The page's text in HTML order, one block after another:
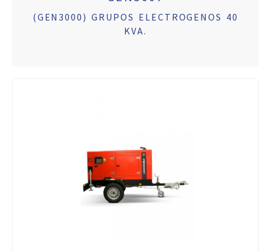
(GEN3000) GRUPOS ELECTROGENOS 40
KVA.